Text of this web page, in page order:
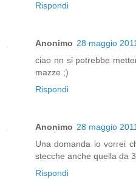
Rispondi
Anonimo 28 maggio
ciao nn si potrebbe
mazze ;)
Rispondi
Anonimo 28 maggio
Una domanda io vorrei
stecche anche quella da
Rispondi